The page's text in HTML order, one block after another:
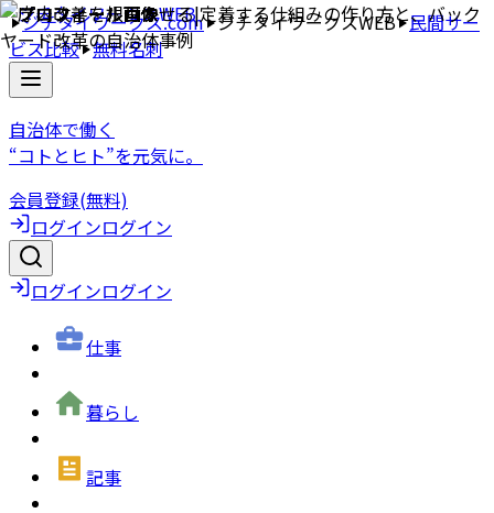
ジチタイワークス.com ジチタイワークスWEB 民間サー
ビス比較 無料名刺
自治体で働く
“コトとヒト”を元気に。
会員登録(無料)
ログインログイン
ログインログイン
仕事
暮らし
記事